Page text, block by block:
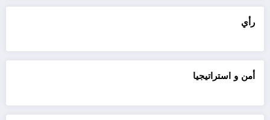
رأي
أمن و استراتيجيا